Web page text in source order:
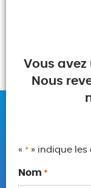
Vous
Nous
« * » indique
Nom *